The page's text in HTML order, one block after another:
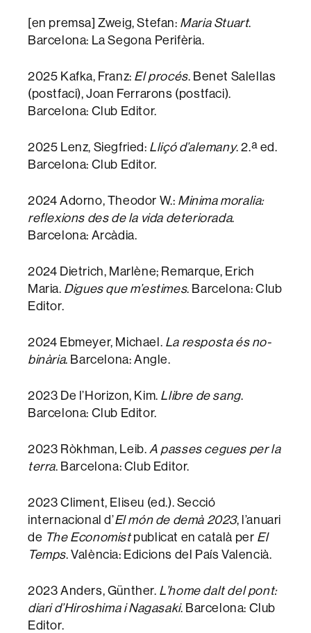
[en premsa] Zweig, Stefan: Maria Stuart.
Barcelona: La Segona Perifèria.
2025 Kafka, Franz: El procés. Benet Salellas
(postfaci), Joan Ferrarons (postfaci).
Barcelona: Club Editor.
2025 Lenz, Siegfried: Lliçó d’alemany. 2.ª ed.
Barcelona: Club Editor.
2024 Adorno, Theodor W.: Minima moralia:
reflexions des de la vida deteriorada.
Barcelona: Arcàdia.
2024 Dietrich, Marlène; Remarque, Erich
Maria. Digues que m’estimes. Barcelona: Club
Editor.
2024 Ebmeyer, Michael. La resposta és no-
binària. Barcelona: Angle.
2023 De l’Horizon, Kim. Llibre de sang.
Barcelona: Club Editor.
2023 Ròkhman, Leib. A passes cegues per la
terra. Barcelona: Club Editor.
2023 Climent, Eliseu (ed.). Secció
internacional d’El món de demà 2023, l’anuari
de The Economistpublicat en català per El
Temps. València: Edicions del País Valencià.
2023 Anders, Günther. L’home dalt del pont:
diari d’Hiroshima i Nagasaki. Barcelona: Club
Editor.